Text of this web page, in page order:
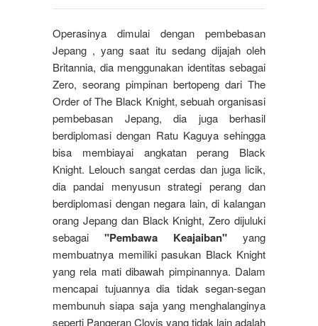
Operasinya dimulai dengan pembebasan
Jepang , yang saat itu sedang dijajah oleh
Britannia, dia menggunakan identitas sebagai
Zero, seorang pimpinan bertopeng dari The
Order of The Black Knight, sebuah organisasi
pembebasan Jepang, dia juga berhasil
berdiplomasi dengan Ratu Kaguya sehingga
bisa membiayai angkatan perang Black
Knight. Lelouch sangat cerdas dan juga licik,
dia pandai menyusun strategi perang dan
berdiplomasi dengan negara lain, di kalangan
orang Jepang dan Black Knight, Zero dijuluki
sebagai "Pembawa Keajaiban" yang
membuatnya memiliki pasukan Black Knight
yang rela mati dibawah pimpinannya. Dalam
mencapai tujuannya dia tidak segan-segan
membunuh siapa saja yang menghalanginya
seperti Pangeran Clovis yang tidak lain adalah